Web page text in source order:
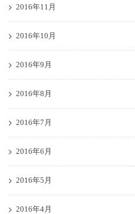
2016年11月
2016年10月
2016年9月
2016年8月
2016年7月
2016年6月
2016年5月
2016年4月